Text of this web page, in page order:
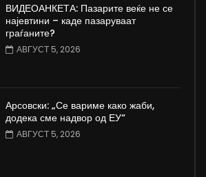
ВИДЕОАНКЕТА: Пазарите веќе не се
најевтини – каде пазаруваат
граѓаните?
АВГУСТ 5, 2026
Арсовски: „Се вариме како жаби,
додека сме надвор од ЕУ“
АВГУСТ 5, 2026